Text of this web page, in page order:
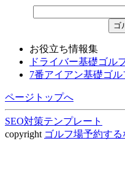
お役立ち情報集
ドライバー基礎ゴル
7番アイアン基礎ゴ
ページトップへ
SEO対策テンプレート
copyright ゴルフ場予約する